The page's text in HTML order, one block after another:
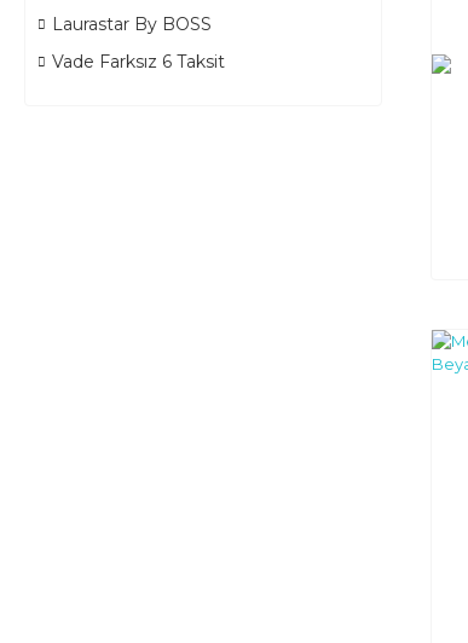
Laurastar By BOSS
Vade Farksız 6 Taksit